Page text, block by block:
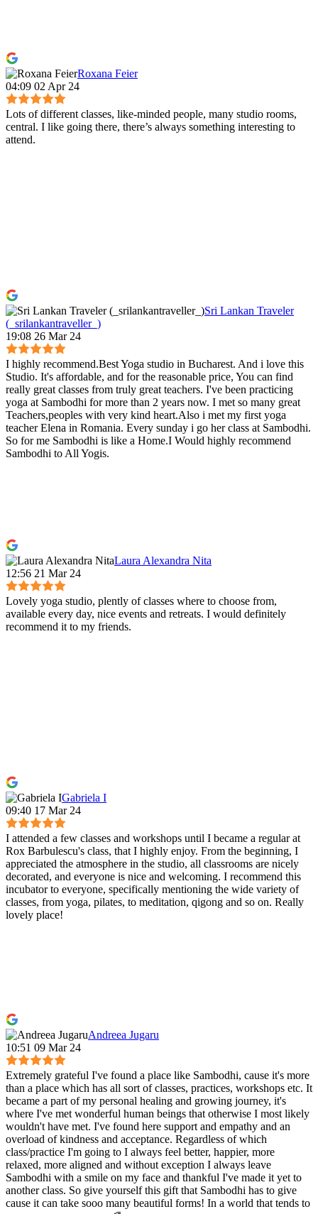
Roxana Feier
04:09 02 Apr 24
Lots of different classes, like-minded people, many studio rooms,
central. I like going there, there’s always something interesting to
attend.
Sri Lankan Traveler
(_srilankantraveller_)
19:08 26 Mar 24
I highly recommend.Best Yoga studio in Bucharest. And i love this
Studio. It's affordable, and for the reasonable price, You can find
really great classes from truly great teachers. I've been practicing
yoga at Sambodhi for more than 2 years now. I met so many great
Teachers,peoples with very kind heart.Also i met my first yoga
teacher Elena in Romania. Every sunday i go her class at Sambodhi.
So for me Sambodhi is like a Home.I Would highly recommend
Sambodhi to All Yogis.
Laura Alexandra Nita
12:56 21 Mar 24
Lovely yoga studio, plently of classes where to choose from,
available every day, nice events and retreats. I would definitely
recommend it to my friends.
Gabriela I
09:40 17 Mar 24
I attended a few classes and workshops until I became a regular at
Rox Barbulescu's class, that I highly enjoy. From the beginning, I
appreciated the atmosphere in the studio, all classrooms are nicely
decorated, and everyone is nice and welcoming. I recommend this
incubator to everyone, specifically mentioning the wide variety of
classes, from yoga, pilates, to meditation, qigong and so on. Really
lovely place!
Andreea Jugaru
10:51 09 Mar 24
Extremely grateful I've found a place like Sambodhi, cause it's more
than a place which has all sort of classes, practices, workshops etc. It
became a part of my personal healing and growing journey, it's
where I've met wonderful human beings that otherwise I most likely
wouldn't have met. I've found here support and empathy and an
overload of kindness and acceptance. Regardless of which
class/practice I'm going to I always feel better, happier, more
relaxed, more aligned and without exception I always leave
Sambodhi with a smile on my face and thankful I've made it yet to
another class. So give yourself this gift that Sambodhi has to give
cause it can take sooo many beautiful forms! In a world that tends to